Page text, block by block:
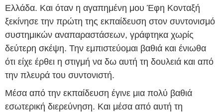
Ελλάδα. Και όταν η αγαπημένη μου Έφη Κονταξή
ξεκίνησε την πρώτη της εκπαίδευση στον συντονισμό
συστημικών αναπαραστάσεων, γράφτηκα χωρίς
δεύτερη σκέψη. Την εμπιστεύομαι βαθιά και ένιωθα
ότι είχε έρθει η στιγμή να δω αυτή τη δουλειά και από
την πλευρά του συντονιστή.
Μέσα από την εκπαίδευση έγινε μια πολύ βαθιά
εσωτερική διερεύνηση. Και μέσα από αυτή τη